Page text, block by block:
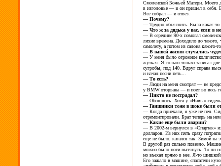
Смоленской Божьей Матери. Моего
в изголовье — и он пришел в себя.
Все собрал — и отвез.
— Почему?
— Трудно объяснить. Былакакая-то
— Что ж за дядька у вас, если в
— В середине 90-х помогал
лихие времена. Доходило до такого,
самолету, а потом из салонакакого-то
— В вашей жизни случались
— У меня было огромное
жуткая. Я только-только записал
сугробы, под 140. Вдруг справа
и начал песни петь...
— То есть?
— Люди на меня смотрят — не
у BMW оторвана — и поет во весь
— Никто не пострадал?
— Обошлось. Хотя у «Нивы»
— Гаишники тоже в шоке были
— Когда приехали, я уже не пел.
отремонтировали. Брат теперь на нем
— Какие еще были аварии?
— В 2002-м вернулся в «Спартак»
долларов. Из них пять сразу
еще не было, катался так. Зимой на
В другой раз сильно повезло.
можно было ноги вытянуть. То ли не
но въехал прямо в нее. Я-то шишкой
Его зажало в машине, спасатели